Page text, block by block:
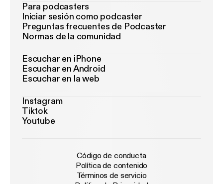
Para podcasters
Iniciar sesión como podcaster
Preguntas frecuentes de Podcaster
Normas de la comunidad
Escuchar en iPhone
Escuchar en Android
Escuchar en la web
Instagram
Tiktok
Youtube
Código de conducta
Política de contenido
Términos de servicio